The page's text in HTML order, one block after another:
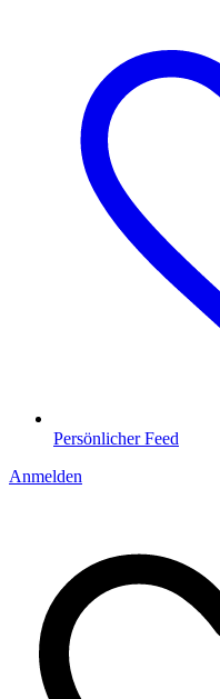
Persönlicher Feed
Anmelden